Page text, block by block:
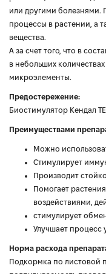
или другими болезнями.
процессы в растении, а
вещества.
А за счет того, что в
в небольших
микроэлементы.
Предостережение:
Биостимулятор Кендал
Преимуществами
Можно
Стимулирует
Производит
Помогает
воздействиями,
стимулирует
Улучшает процесс
Норма расхода
Подкормка по листовой